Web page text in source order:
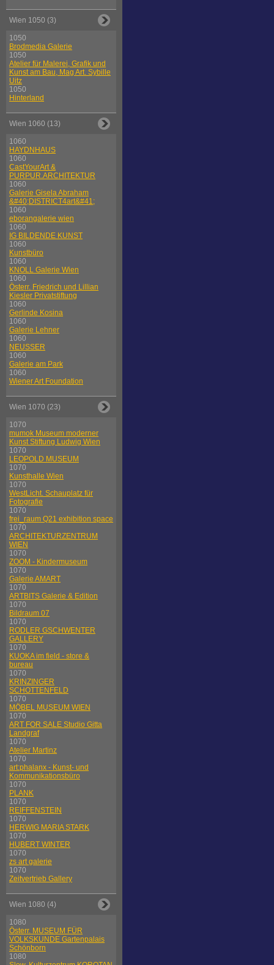
Wien 1050 (3)
1050
Brodmedia Galerie
1050
Atelier für Malerei, Grafik und
Kunst am Bau, Mag Art. Sybille
Uitz
1050
Hinterland
Wien 1060 (13)
1060
HAYDNHAUS
1060
CastYourArt &
PURPUR.ARCHITEKTUR
1060
Galerie Gisela Abraham
&#40;DISTRICT4art&#41;
1060
eborangalerie wien
1060
IG BILDENDE KUNST
1060
Kunstbüro
1060
KNOLL Galerie Wien
1060
Österr. Friedrich und Lillian
Kiesler Privatstiftung
1060
Gerlinde Kosina
1060
Galerie Lehner
1060
NEUSSER
1060
Galerie am Park
1060
Wiener Art Foundation
Wien 1070 (23)
1070
mumok Museum moderner
Kunst Stiftung Ludwig Wien
1070
LEOPOLD MUSEUM
1070
Kunsthalle Wien
1070
WestLicht. Schauplatz für
Fotografie
1070
frei_raum Q21 exhibition space
1070
ARCHITEKTURZENTRUM
WIEN
1070
ZOOM - Kindermuseum
1070
Galerie AMART
1070
ARTBITS Galerie & Edition
1070
Bildraum 07
1070
RODLER GSCHWENTER
GALLERY
1070
KUOKA im field - store &
bureau
1070
KRINZINGER
SCHOTTENFELD
1070
MÖBEL MUSEUM WIEN
1070
ART FOR SALE Studio Gitta
Landgraf
1070
Atelier Martinz
1070
art:phalanx - Kunst- und
Kommunikationsbüro
1070
PLANK
1070
REIFFENSTEIN
1070
HERWIG MARIA STARK
1070
HUBERT WINTER
1070
zs art galerie
1070
Zeitvertrieb Gallery
Wien 1080 (4)
1080
Österr. MUSEUM FÜR
VOLKSKUNDE Gartenpalais
Schönborn
1080